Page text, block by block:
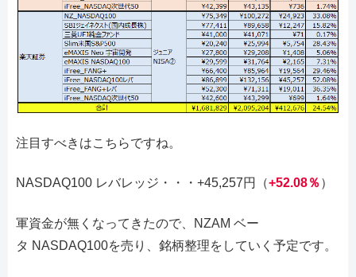
注目すべきはこちらですね。
NASDAQ100 レバレッジ・・・+45,257円（+52.08％ ）
軍資金が無くなってきたので、NZAM ベー
タ NASDAQ100を売り、銘柄整理をしていく予定です。